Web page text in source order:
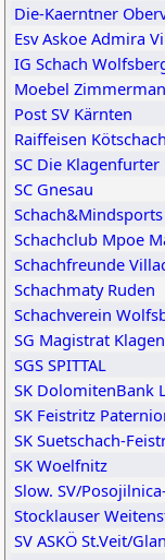
Die-Kaerntner
Esv Askoe Admira
IG Schach
Moebel
Post SV Kärnten
Raiffeisen
SC Die Klagenfurter
SC Gnesau
Schachclub Mpoe
Schachfreunde
Schachmaty Ruden
Schachverein
SG Magistrat
SGS SPITTAL
SK DolomitenBank
SK Feistritz
SK Suetschach-
SK Woelfnitz
Slow. SV/
Stocklauser
SV ASKÖ St.Veit/Glan